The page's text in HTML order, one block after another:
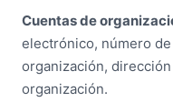
Cuentas de
electrónico, número
organización,
organización.